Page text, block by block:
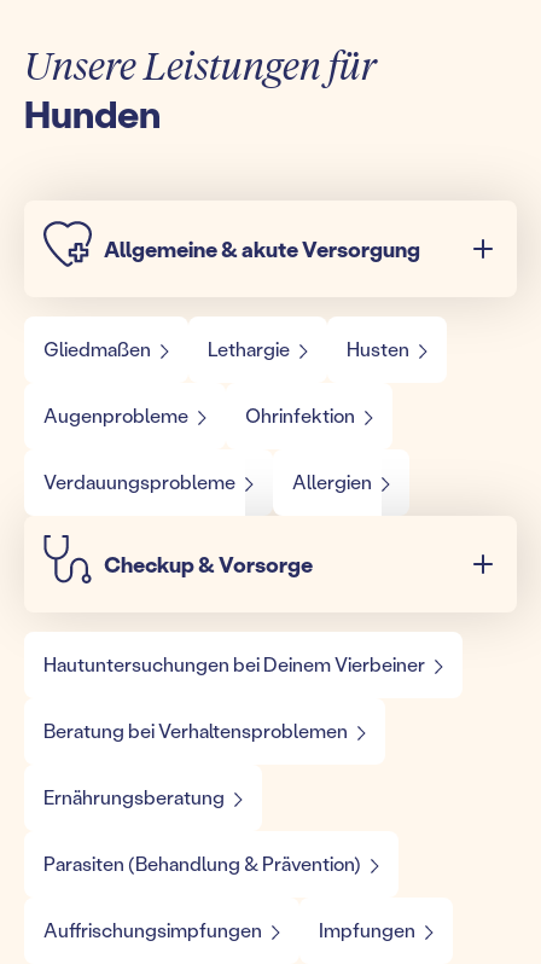
Unsere Leistungen für
Hunden
Allgemeine & akute Versorgung
Gliedmaßen Lethargie Husten
Augenprobleme Ohrinfektion
Verdauungsprobleme Allergien
Checkup & Vorsorge
Hautuntersuchungen bei Deinem Vierbeiner
Beratung bei Verhaltensproblemen
Ernährungsberatung
Parasiten (Behandlung & Prävention)
Auffrischungsimpfungen Impfungen